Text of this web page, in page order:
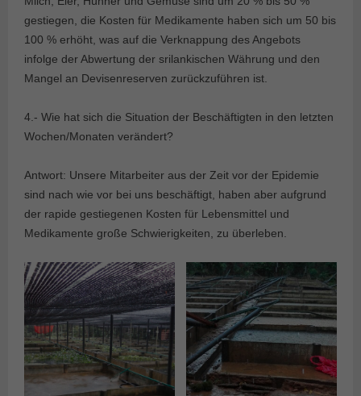
gestiegen, die Kosten für Medikamente haben sich um 50 bis
100 % erhöht, was auf die Verknappung des Angebots
infolge der Abwertung der srilankischen Währung und den
Mangel an Devisenreserven zurückzuführen ist.
4.- Wie hat sich die Situation der Beschäftigten in den letzten
Wochen/Monaten verändert?
Antwort: Unsere Mitarbeiter aus der Zeit vor der Epidemie
sind nach wie vor bei uns beschäftigt, haben aber aufgrund
der rapide gestiegenen Kosten für Lebensmittel und
Medikamente große Schwierigkeiten, zu überleben.